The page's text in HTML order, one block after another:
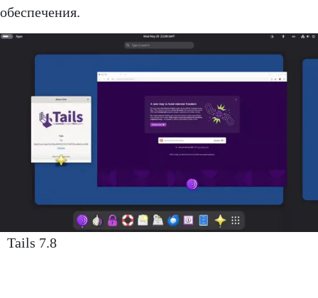
обеспечения.
Tails 7.8